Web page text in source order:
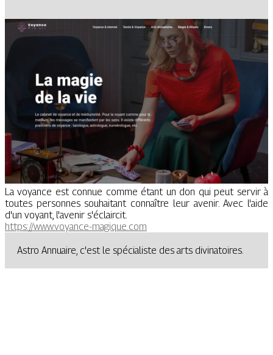
La voyance est connue comme étant un don qui peut servir à
toutes personnes souhaitant connaître leur avenir. Avec l'aide
d'un voyant, l'avenir s'éclaircit.
https://www.voyance-magique.com
Astro Annuaire, c'est le spécialiste des arts divinatoires.